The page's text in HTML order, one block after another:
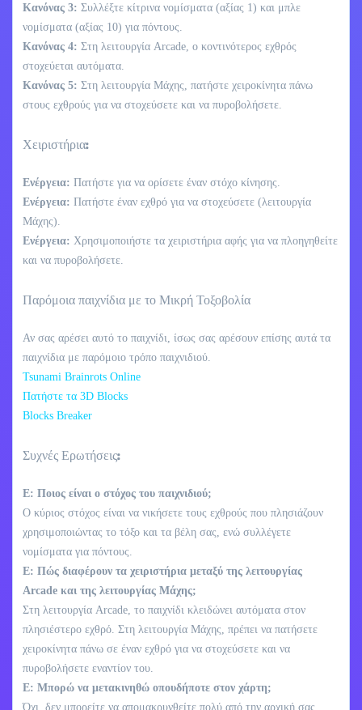
Κανόνας 3: Συλλέξτε κίτρινα νομίσματα (αξίας 1) και μπλε
νομίσματα (αξίας 10) για πόντους.
Κανόνας 4: Στη λειτουργία Arcade, ο κοντινότερος εχθρός
στοχεύεται αυτόματα.
Κανόνας 5: Στη λειτουργία Μάχης, πατήστε χειροκίνητα πάνω
στους εχθρούς για να στοχεύσετε και να πυροβολήσετε.
Χειριστήρια:
Ενέργεια: Πατήστε για να ορίσετε έναν στόχο κίνησης.
Ενέργεια: Πατήστε έναν εχθρό για να στοχεύσετε (λειτουργία
Μάχης).
Ενέργεια: Χρησιμοποιήστε τα χειριστήρια αφής για να πλοηγηθείτε
και να πυροβολήσετε.
Παρόμοια παιχνίδια με το Μικρή Τοξοβολία
Αν σας αρέσει αυτό το παιχνίδι, ίσως σας αρέσουν επίσης αυτά τα
παιχνίδια με παρόμοιο τρόπο παιχνιδιού.
Tsunami Brainrots Online
Πατήστε τα 3D Blocks
Blocks Breaker
Συχνές Ερωτήσεις:
Ε: Ποιος είναι ο στόχος του παιχνιδιού;
Ο κύριος στόχος είναι να νικήσετε τους εχθρούς που πλησιάζουν
χρησιμοποιώντας το τόξο και τα βέλη σας, ενώ συλλέγετε
νομίσματα για πόντους.
Ε: Πώς διαφέρουν τα χειριστήρια μεταξύ της λειτουργίας
Arcade και της λειτουργίας Μάχης;
Στη λειτουργία Arcade, το παιχνίδι κλειδώνει αυτόματα στον
πλησιέστερο εχθρό. Στη λειτουργία Μάχης, πρέπει να πατήσετε
χειροκίνητα πάνω σε έναν εχθρό για να στοχεύσετε και να
πυροβολήσετε εναντίον του.
Ε: Μπορώ να μετακινηθώ οπουδήποτε στον χάρτη;
Όχι, δεν μπορείτε να απομακρυνθείτε πολύ από την αρχική σας